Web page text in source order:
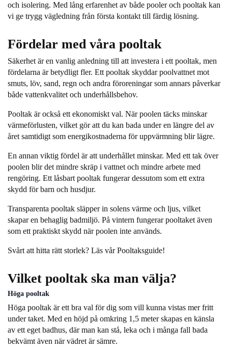
och isolering. Med lång erfarenhet av både pooler och pooltak kan
vi ge trygg vägledning från första kontakt till färdig lösning.
Fördelar med våra pooltak
Säkerhet är en vanlig anledning till att investera i ett pooltak, men
fördelarna är betydligt fler. Ett pooltak skyddar poolvattnet mot
smuts, löv, sand, regn och andra föroreningar som annars påverkar
både vattenkvalitet och underhållsbehov.
Pooltak är också ett ekonomiskt val. När poolen täcks minskar
värmeförlusten, vilket gör att du kan bada under en längre del av
året samtidigt som energikostnaderna för uppvärmning blir lägre.
En annan viktig fördel är att underhållet minskar. Med ett tak över
poolen blir det mindre skräp i vattnet och mindre arbete med
rengöring. Ett låsbart pooltak fungerar dessutom som ett extra
skydd för barn och husdjur.
Transparenta pooltak släpper in solens värme och ljus, vilket
skapar en behaglig badmiljö. På vintern fungerar pooltaket även
som ett praktiskt skydd när poolen inte används.
Svårt att hitta rätt storlek? Läs vårPooltaksguide!
Vilket pooltak ska man välja?
Höga pooltak
Höga pooltak är ett bra val för dig som vill kunna vistas mer fritt
under taket. Med en höjd på omkring 1,5 meter skapas en känsla
av ett eget badhus, där man kan stå, leka och i många fall bada
bekvämt även när vädret är sämre.